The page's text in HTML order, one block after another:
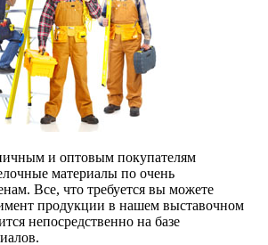
и оптовым покупателям
материалы по очень
Все, что требуется вы можете
продукции в нашем выставочном
непосредственно на базе